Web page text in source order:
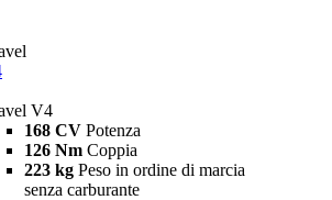
V4
168 CV Potenza
126 Nm Coppia
223 kg Peso in ordine di marcia
senza carburante